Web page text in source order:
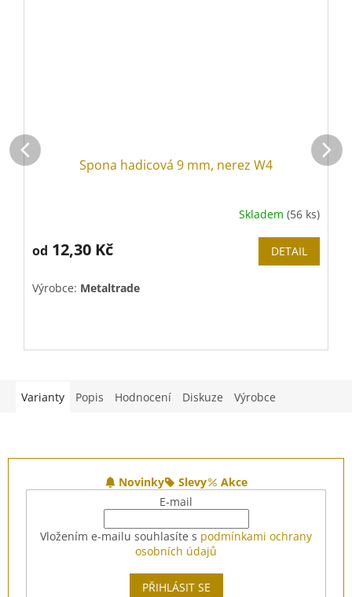
Spona hadicová 9 mm, nerez W4
Skladem (56 ks)
od 12,30 Kč DETAIL
Výrobce: Metaltrade
Varianty Popis Hodnocení Diskuze Výrobce
Novinky Slevy
Akce
E-mail
Vložením e-mailu souhlasíte s podmínkami ochrany
osobních údajů
PŘIHLÁSIT SE